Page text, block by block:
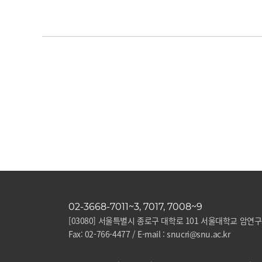
02-3668-7011~3, 7017, 7008~9
[03080] 서울특별시 종로구 대학로 101 서울대학교 암연
Fax: 02-766-4477 / E-mail : snucri@snu.ac.kr